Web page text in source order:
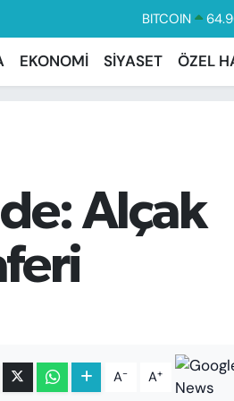
DOLAR
EURO
STERLİN
EKONOMİ SİYASET ÖZEL
Alçak
A- A+